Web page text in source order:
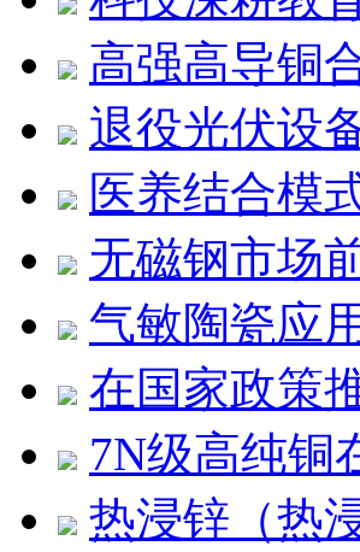
高强高导铜
退役光伏设
医养结合模
无磁钢市场
气敏陶瓷应
在国家政策
7N级高纯铜
热浸锌（热